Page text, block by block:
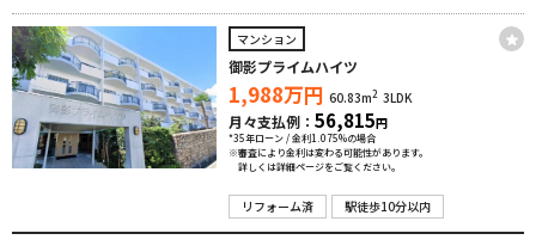
マンション
御影プライムハイツ
1,988万円 60.83m2 3LDK
月々支払例：56,815円
*35年ローン / 金利1.075%の場合
※審査により金利は変わる可能性があります。
詳しくは詳細ページをご覧ください。
リフォーム済 駅徒歩10分以内